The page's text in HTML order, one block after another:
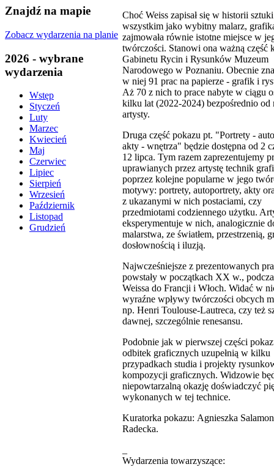
Znajdź na mapie
Zobacz wydarzenia na planie
2026 - wybrane
wydarzenia
Wstęp
Styczeń
Luty
Marzec
Kwiecień
Maj
Czerwiec
Lipiec
Sierpień
Wrzesień
Październik
Listopad
Grudzień
Choć Weiss zapisał się w historii
wszystkim jako wybitny malarz,
zajmowała równie istotne miejsce w
twórczości. Stanowi ona ważną część
Gabinetu Rycin i Rysunków Muzeum
Narodowego w Poznaniu. Obecnie
w niej 91 prac na papierze - grafik i
Aż 70 z nich to prace nabyte w ciągu
kilku lat (2022-2024) bezpośrednio od
artysty.
Druga część pokazu pt. "Portrety -
akty - wnętrza" będzie dostępna od 2
12 lipca. Tym razem zaprezentujemy
uprawianych przez artystę technik
poprzez kolejne popularne w jego
motywy: portrety, autoportrety, akty
z ukazanymi w nich postaciami, czy
przedmiotami codziennego użytku.
eksperymentuje w nich, analogicznie
malarstwa, ze światłem, przestrzenią,
dosłownością i iluzją.
Najwcześniejsze z prezentowanych
powstały w początkach XX w.,
Weissa do Francji i Włoch. Widać w
wyraźne wpływy twórczości obcych
np. Henri Toulouse-Lautreca, czy też
dawnej, szczególnie renesansu.
Podobnie jak w pierwszej części
odbitek graficznych uzupełnią w kilku
przypadkach studia i projekty
kompozycji graficznych. Widzowie
niepowtarzalną okazję doświadczyć
wykonanych w tej technice.
Kuratorka pokazu: Agnieszka
Radecka.
Wydarzenia towarzyszące: